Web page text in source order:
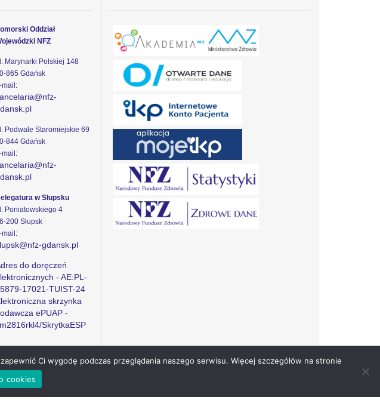
Oddział
NFZ
Marynarki Polskiej 148
865 Gdańsk
mail:
Podwale Staromiejskie 69
844 Gdańsk
mail:
w Słupsku
Poniatowskiego 4
200 Słupsk
mail:
gdansk.pl
do doręczeń
- AE:PL-
17021-TUIST-24
skrzynka
ePUAP -
SkrytkaESP
Ci wygodę podczas przeglądania naszego serwisu. Więcej szczegółów na stronie
cookies